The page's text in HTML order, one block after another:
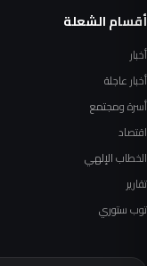
أقسام الشعلة
أخبار
أخبار عاجلة
أسرة ومجتمع
اقتصاد
الخطاب الإلهي
تقارير
توب ستوري